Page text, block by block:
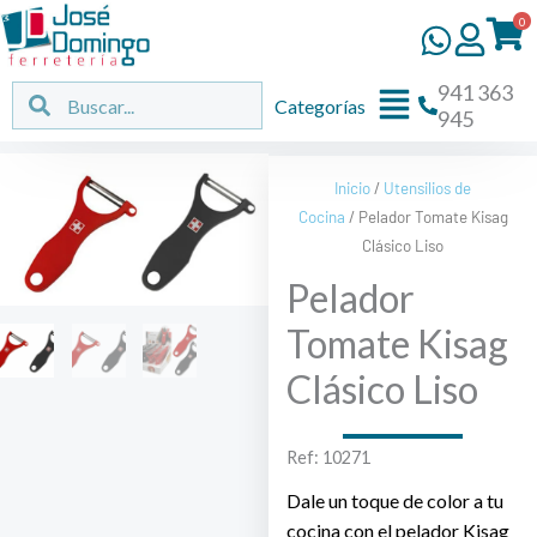
Ir
al
contenido
0
Buscar Buscar
Flyout
Categorías
941 363
945
Inicio / Utensilios de
Cocina / Pelador Tomate Kisag
Clásico Liso
Pelador
Tomate Kisag
Clásico Liso
Ref: 10271
Dale un toque de color a tu
cocina con el pelador Kisag